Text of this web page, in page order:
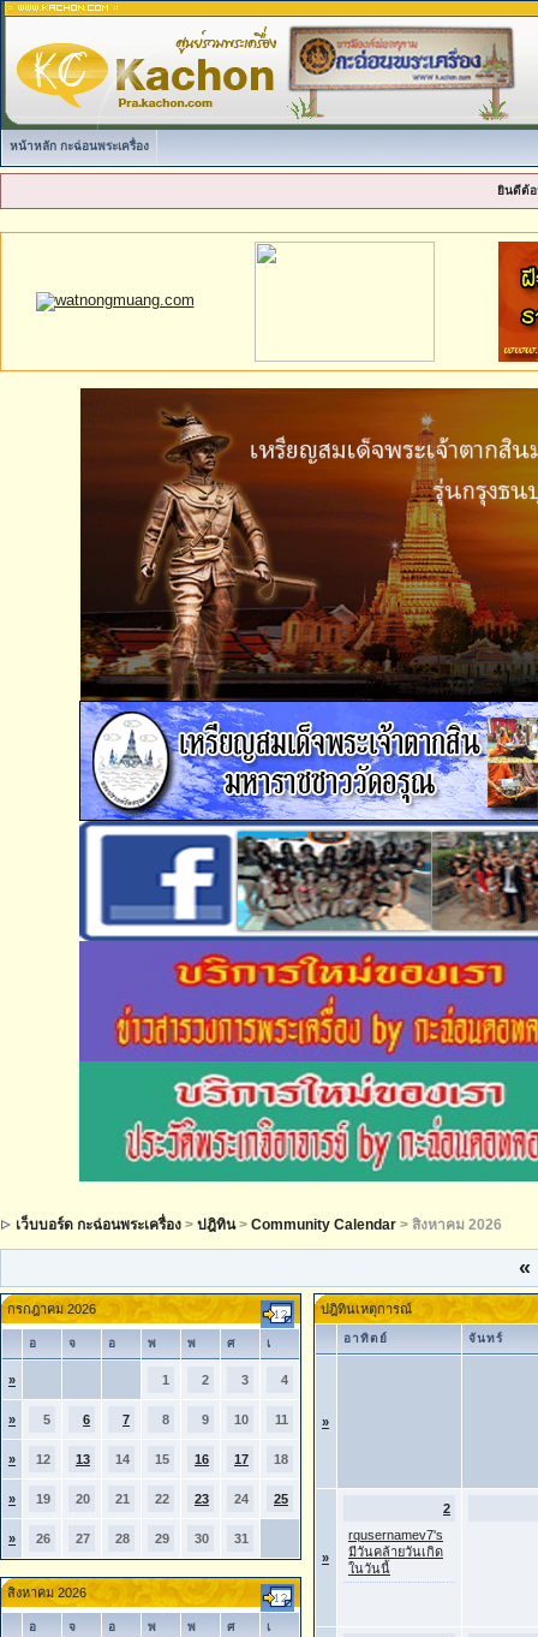
หน้าหลัก กะฉ่อนพระเครื่อง
ยินดีต้อ
เว็บบอร์ด กะฉ่อนพระเครื่อง > ปฎิทิน> Community Calendar > สิงหาคม 2026
«
กรกฎาคม 2026
อ จ อ พ พ ศ เ
» 1 2 3 4
» 5 6 7 8 9 10 11
» 12 13 14 15 16 17 18
» 19 20 21 22 23 24 25
» 26 27 28 29 30 31
สิงหาคม 2026
อ จ อ พ พ ศ เ
ปฎิทินเหตุการณ์
อาทิตย์ จันทร์
»
»
2
rqusernamev7's
มีวันคล้ายวันเกิด
ในวันนี้